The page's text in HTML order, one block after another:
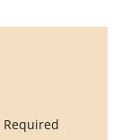
Required